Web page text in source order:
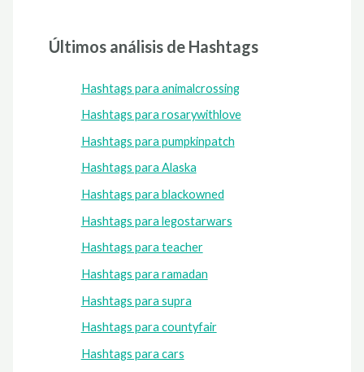
Últimos análisis de Hashtags
Hashtags para animalcrossing
Hashtags para rosarywithlove
Hashtags para pumpkinpatch
Hashtags para Alaska
Hashtags para blackowned
Hashtags para legostarwars
Hashtags para teacher
Hashtags para ramadan
Hashtags para supra
Hashtags para countyfair
Hashtags para cars